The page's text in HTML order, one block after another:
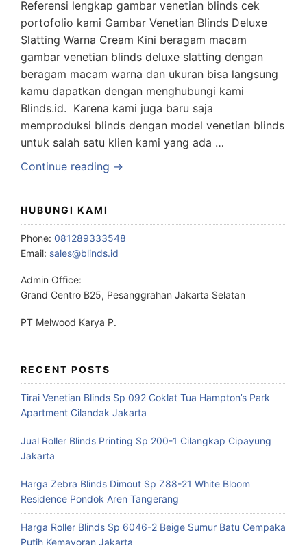
Referensi lengkap gambar venetian blinds cek
portofolio kami Gambar Venetian Blinds Deluxe
Slatting Warna Cream Kini beragam macam
gambar venetian blinds deluxe slatting dengan
beragam macam warna dan ukuran bisa langsung
kamu dapatkan dengan menghubungi kami
Blinds.id. Karena kami juga baru saja
memproduksi blinds dengan model venetian blinds
untuk salah satu klien kami yang ada …
Continue reading →
HUBUNGI KAMI
Phone: 081289333548
Email: sales@blinds.id
Admin Office:
Grand Centro B25, Pesanggrahan Jakarta Selatan
PT Melwood Karya P.
RECENT POSTS
Tirai Venetian Blinds Sp 092 Coklat Tua Hampton’s Park
Apartment Cilandak Jakarta
Jual Roller Blinds Printing Sp 200-1 Cilangkap Cipayung
Jakarta
Harga Zebra Blinds Dimout Sp Z88-21 White Bloom
Residence Pondok Aren Tangerang
Harga Roller Blinds Sp 6046-2 Beige Sumur Batu Cempaka
Putih Kemayoran Jakarta